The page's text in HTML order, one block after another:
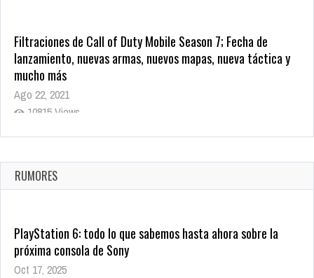
Filtraciones de Call of Duty Mobile Season 7; Fecha de
lanzamiento, nuevas armas, nuevos mapas, nueva táctica y
mucho más
Ago 22, 2021
10815 Views
La configuración de Call of Duty 2021 aparentemente ya fue
Ago 8, 2021
10000 Views
RUMORES
PlayStation 6: todo lo que sabemos hasta ahora sobre la
próxima consola de Sony
Oct 17, 2025